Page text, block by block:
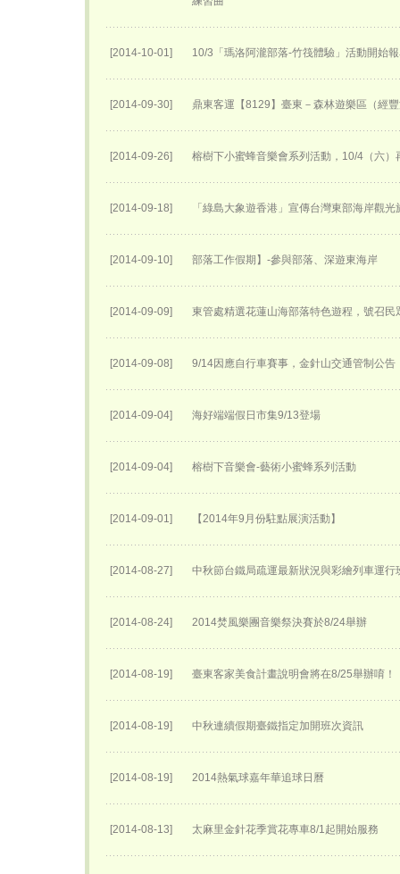
[2014-10-01] 10/3「瑪洛阿瀧部落-竹筏體驗」活動開始
[2014-09-30] 鼎東客運【8129】臺東－森林遊樂區（經
[2014-09-26] 榕樹下小蜜蜂音樂會系列活動，10/4（六）
[2014-09-18] 「綠島大象遊香港」宣傳台灣東部海岸觀
[2014-09-10] 部落工作假期】-參與部落、深遊東海岸
[2014-09-09] 東管處精選花蓮山海部落特色遊程，號召
[2014-09-08] 9/14因應自行車賽事，金針山交通管制公告
[2014-09-04] 海好端端假日市集9/13登場
[2014-09-04] 榕樹下音樂會-藝術小蜜蜂系列活動
[2014-09-01] 【2014年9月份駐點展演活動】
[2014-08-27] 中秋節台鐵局疏運最新狀況與彩繪列車運行
[2014-08-24] 2014焚風樂團音樂祭決賽於8/24舉辦
[2014-08-19] 臺東客家美食計畫說明會將在8/25舉辦唷！
[2014-08-19] 中秋連續假期臺鐵指定加開班次資訊
[2014-08-19] 2014熱氣球嘉年華追球日曆
[2014-08-13] 太麻里金針花季賞花專車8/1起開始服務